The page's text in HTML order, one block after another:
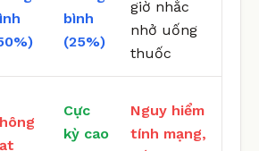
bình
(25%)
giờ nhắc
nhở uống
thuốc
Cực
kỳ cao
Nguy hiểm
tính mạng,